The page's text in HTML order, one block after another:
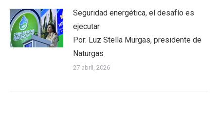
Seguridad energética, el desafío es
ejecutar
Por: Luz Stella Murgas, presidente de
Naturgas
27 abril, 2026